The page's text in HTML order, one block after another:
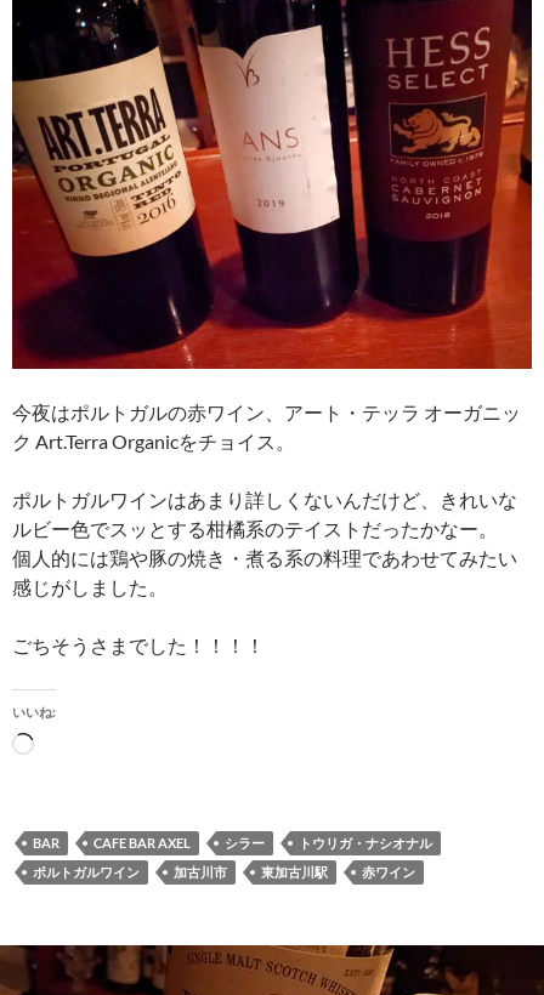
今夜はポルトガルの赤ワイン、アート・テッラ オーガニッ
ク Art.Terra Organicをチョイス。
ポルトガルワインはあまり詳しくないんだけど、きれいな
ルビー色でスッとする柑橘系のテイストだったかなー。
個人的には鶏や豚の焼き・煮る系の料理であわせてみたい
感じがしました。
ごちそうさまでした！！！！
いいね:
読
み
中…
BAR CAFE BAR AXEL シラー
トウリガ・ナシオナル
ポルトガルワイン
加古川市 東加古川駅 赤ワイン